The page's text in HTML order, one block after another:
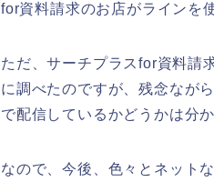
for資料請求のお店がラインを
ただ、サーチプラスfor資料請
に調べたのですが、残念なが
で配信しているかどうかは分
なので、今後、色々とネット